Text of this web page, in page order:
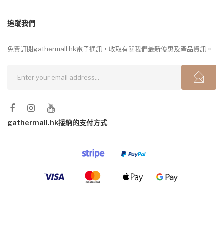
追蹤我們
免費訂閱gathermall.hk電子通訊，收取有關我們最新優惠及產品資訊。
gathermall.hk接納的支付方式